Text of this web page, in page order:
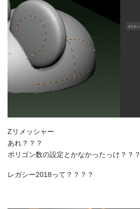
Zリメッシャー
あれ？？？
ポリゴン数の設定とかなかったっけ？？？
レガシー2018って？？？？